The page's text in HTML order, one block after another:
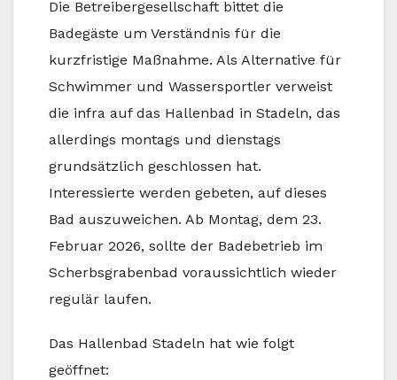
Die Betreibergesellschaft bittet die
Badegäste um Verständnis für die
kurzfristige Maßnahme. Als Alternative für
Schwimmer und Wassersportler verweist
die infra auf das Hallenbad in Stadeln, das
allerdings montags und dienstags
grundsätzlich geschlossen hat.
Interessierte werden gebeten, auf dieses
Bad auszuweichen. Ab Montag, dem 23.
Februar 2026, sollte der Badebetrieb im
Scherbsgrabenbad voraussichtlich wieder
regulär laufen.
Das Hallenbad Stadeln hat wie folgt
geöffnet: